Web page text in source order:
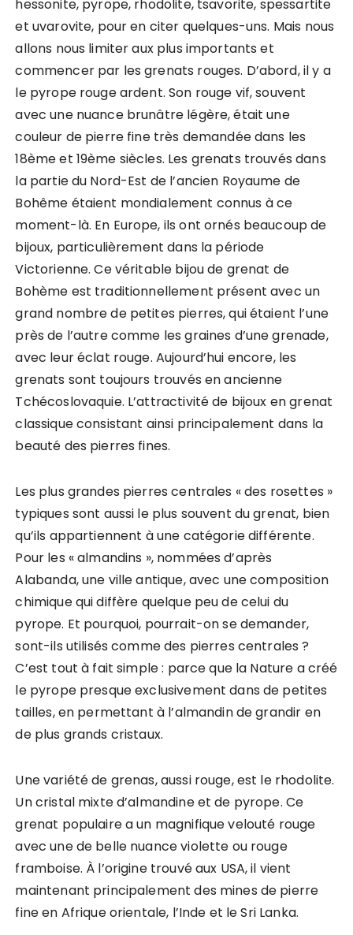
hessonite, pyrope, rhodolite, tsavorite, spessartite
et uvarovite, pour en citer quelques-uns. Mais nous
allons nous limiter aux plus importants et
commencer par les grenats rouges. D’abord, il y a
le pyrope rouge ardent. Son rouge vif, souvent
avec une nuance brunâtre légère, était une
couleur de pierre fine très demandée dans les
18ème et 19ème siècles. Les grenats trouvés dans
la partie du Nord-Est de l’ancien Royaume de
Bohême étaient mondialement connus à ce
moment-là. En Europe, ils ont ornés beaucoup de
bijoux, particulièrement dans la période
Victorienne. Ce véritable bijou de grenat de
Bohème est traditionnellement présent avec un
grand nombre de petites pierres, qui étaient l’une
près de l’autre comme les graines d’une grenade,
avec leur éclat rouge. Aujourd’hui encore, les
grenats sont toujours trouvés en ancienne
Tchécoslovaquie. L’attractivité de bijoux en grenat
classique consistant ainsi principalement dans la
beauté des pierres fines.
Les plus grandes pierres centrales « des rosettes »
typiques sont aussi le plus souvent du grenat, bien
qu’ils appartiennent à une catégorie différente.
Pour les « almandins », nommées d’après
Alabanda, une ville antique, avec une composition
chimique qui diffère quelque peu de celui du
pyrope. Et pourquoi, pourrait-on se demander,
sont-ils utilisés comme des pierres centrales ?
C’est tout à fait simple : parce que la Nature a créé
le pyrope presque exclusivement dans de petites
tailles, en permettant à l’almandin de grandir en
de plus grands cristaux.
Une variété de grenas, aussi rouge, est le rhodolite.
Un cristal mixte d’almandine et de pyrope. Ce
grenat populaire a un magnifique velouté rouge
avec une de belle nuance violette ou rouge
framboise. À l’origine trouvé aux USA, il vient
maintenant principalement des mines de pierre
fine en Afrique orientale, l’Inde et le Sri Lanka.